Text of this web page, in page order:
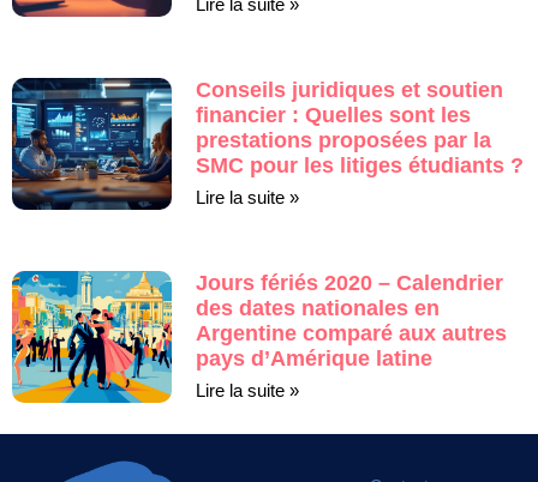
Lire la suite »
Conseils juridiques et soutien
financier : Quelles sont les
prestations proposées par la
SMC pour les litiges étudiants ?
Lire la suite »
Jours fériés 2020 – Calendrier
des dates nationales en
Argentine comparé aux autres
pays d’Amérique latine
Lire la suite »